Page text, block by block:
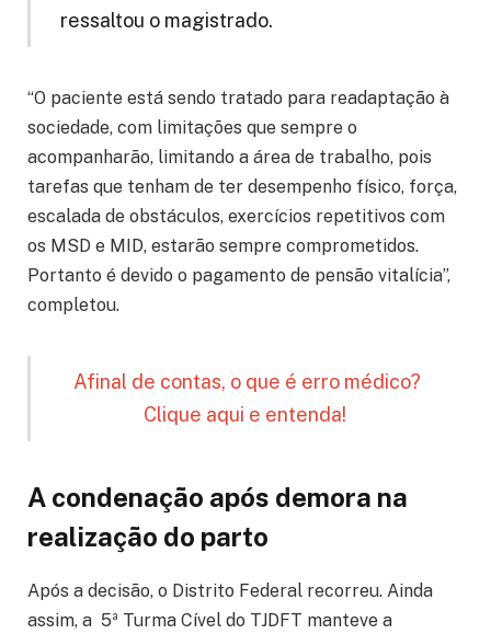
ressaltou o magistrado.
“O paciente está sendo tratado para readaptação à
sociedade, com limitações que sempre o
acompanharão, limitando a área de trabalho, pois
tarefas que tenham de ter desempenho físico, força,
escalada de obstáculos, exercícios repetitivos com
os MSD e MID, estarão sempre comprometidos.
Portanto é devido o pagamento de pensão vitalícia”,
completou.
Afinal de contas, o que é erro médico?
Clique aqui e entenda!
A condenação após demora na
realização do parto
Após a decisão, o Distrito Federal recorreu. Ainda
assim, a 5ª Turma Cível do TJDFT manteve a